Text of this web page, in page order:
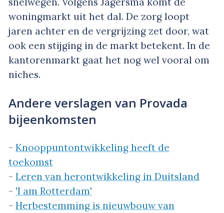
woningmarkt uit het dal. De zorg loopt
jaren achter en de vergrijzing zet door, wat
ook een stijging in de markt betekent. In de
kantorenmarkt gaat het nog wel vooral om
niches.
Andere verslagen van Provada
bijeenkomsten
- Knooppuntontwikkeling heeft de
toekomst
- Leren van herontwikkeling in Duitsland
- 'I am Rotterdam'
- Herbestemming is nieuwbouw van